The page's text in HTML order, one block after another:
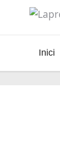
Inici